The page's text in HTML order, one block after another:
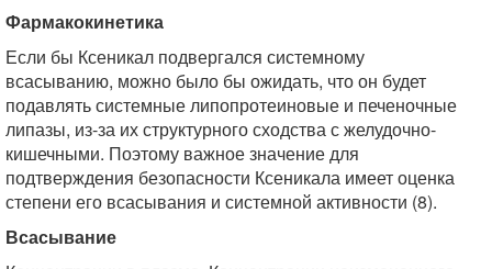
Фармакокинетика
Если бы Ксеникал подвергался системному
всасыванию, можно было бы ожидать, что он будет
подавлять системные липопротеиновые и печеночные
липазы, из-за их структурного сходства с желудочно-
кишечными. Поэтому важное значение для
подтверждения безопасности Ксеникала имеет оценка
степени его всасывания и системной активности (8).
Всасывание